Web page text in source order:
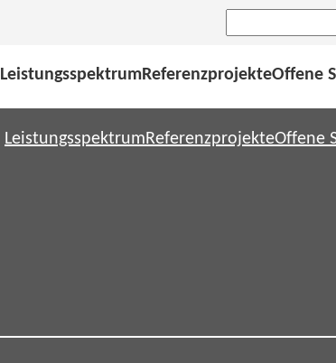
Suchen
LeistungsspektrumReferenzprojekteOffene
LeistungsspektrumReferenzprojekteOffene